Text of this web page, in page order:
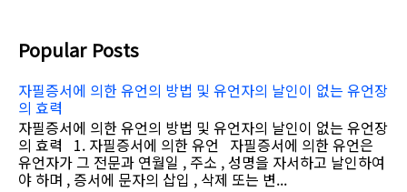
Popular Posts
자필증서에 의한 유언의 방법 및 유언자의 날인이 없는 유언장
의 효력
자필증서에 의한 유언의 방법 및 유언자의 날인이 없는 유언장
의 효력 1. 자필증서에 의한 유언 자필증서에 의한 유언은
유언자가 그 전문과 연월일 , 주소 , 성명을 자서하고 날인하여
야 하며 , 증서에 문자의 삽입 , 삭제 또는 변...